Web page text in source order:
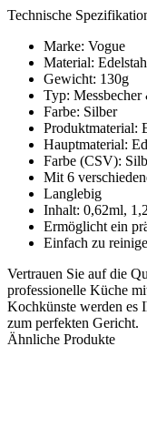
Technische
Marke: Vogue
Material:
Gewicht: 130g
Typ:
Farbe: Silber
Produktmaterial:
Hauptmaterial:
Farbe (CSV):
Mit 6
Langlebig
Inhalt: 0,62ml,
Ermöglicht ein
Einfach zu
Vertrauen Sie auf die
professionelle Küche
Kochkünste werden es
zum perfekten Gericht.
Ähnliche Produkte